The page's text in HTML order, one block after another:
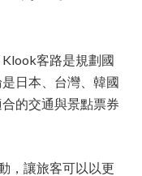
客路是規劃國
日本、台灣、韓國
的交通與景點票券
，讓旅客可以以更